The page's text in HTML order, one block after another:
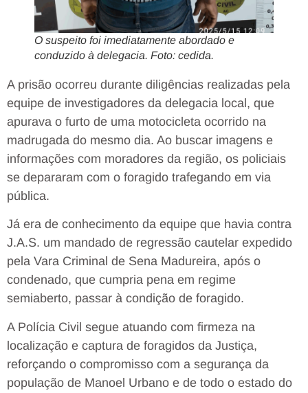
O suspeito foi imediatamente abordado e
conduzido à delegacia. Foto: cedida.
A prisão ocorreu durante diligências realizadas pela
equipe de investigadores da delegacia local, que
apurava o furto de uma motocicleta ocorrido na
madrugada do mesmo dia. Ao buscar imagens e
informações com moradores da região, os policiais
se depararam com o foragido trafegando em via
pública.
Já era de conhecimento da equipe que havia contra
J.A.S. um mandado de regressão cautelar expedido
pela Vara Criminal de Sena Madureira, após o
condenado, que cumpria pena em regime
semiaberto, passar à condição de foragido.
A Polícia Civil segue atuando com firmeza na
localização e captura de foragidos da Justiça,
reforçando o compromisso com a segurança da
população de Manoel Urbano e de todo o estado do